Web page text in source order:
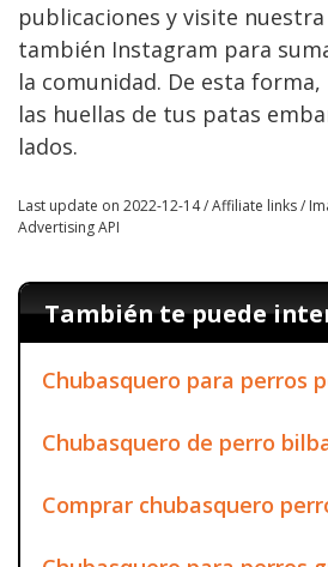
publicaciones y visite
también Instagram para
la comunidad. De esta
las huellas de tus patas
lados.
Last update on 2022-12-14 / Affiliate links /
Advertising API
También te puede
Chubasquero para perros
Chubasquero de perro
Comprar chubasquero